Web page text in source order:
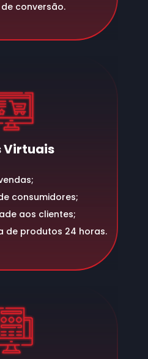
conversão.
Virtuais
consumidores;
aos clientes;
de produtos 24 horas.